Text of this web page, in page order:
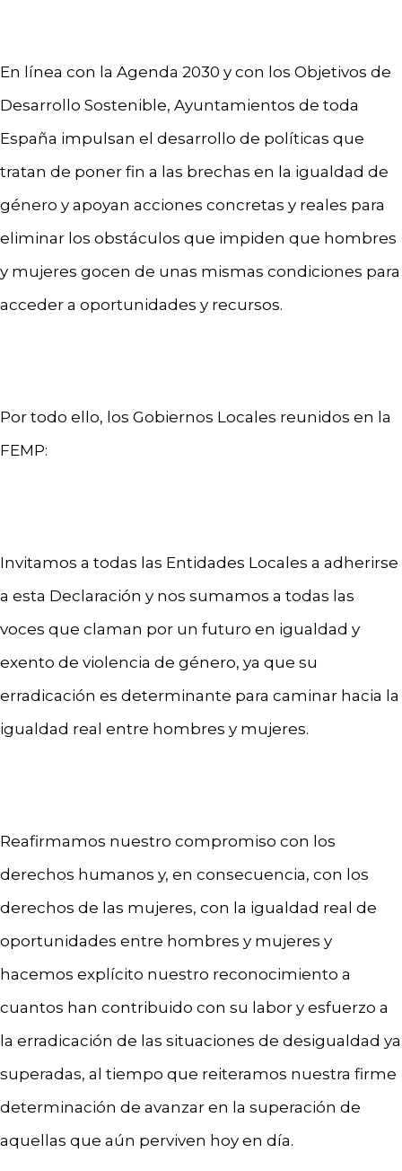
En línea con la Agenda 2030 y con los Objetivos de
Desarrollo Sostenible, Ayuntamientos de toda
España impulsan el desarrollo de políticas que
tratan de poner fin a las brechas en la igualdad de
género y apoyan acciones concretas y reales para
eliminar los obstáculos que impiden que hombres
y mujeres gocen de unas mismas condiciones para
acceder a oportunidades y recursos.
Por todo ello, los Gobiernos Locales reunidos en la
FEMP:
Invitamos a todas las Entidades Locales a adherirse
a esta Declaración y nos sumamos a todas las
voces que claman por un futuro en igualdad y
exento de violencia de género, ya que su
erradicación es determinante para caminar hacia la
igualdad real entre hombres y mujeres.
Reafirmamos nuestro compromiso con los
derechos humanos y, en consecuencia, con los
derechos de las mujeres, con la igualdad real de
oportunidades entre hombres y mujeres y
hacemos explícito nuestro reconocimiento a
cuantos han contribuido con su labor y esfuerzo a
la erradicación de las situaciones de desigualdad ya
superadas, al tiempo que reiteramos nuestra firme
determinación de avanzar en la superación de
aquellas que aún perviven hoy en día.